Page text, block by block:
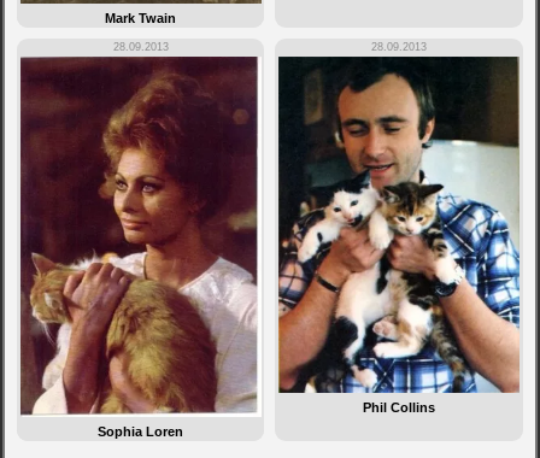
Mark Twain
28.09.2013
Sophia Loren
28.09.2013
Phil Collins